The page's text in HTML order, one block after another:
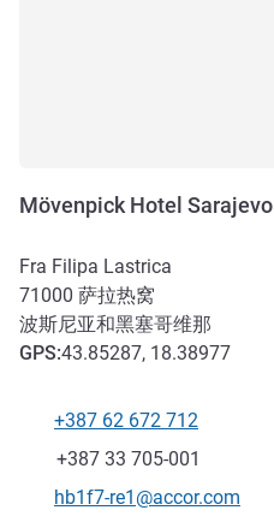
Mövenpick Hotel Sarajevo
Fra Filipa Lastrica
71000 萨拉热窝
波斯尼亚和黑塞哥维那
GPS:43.85287, 18.38977
电话
+387 62 672 712
传真
+387 33 705-001
联系电子邮件
hb1f7-re1@accor.com